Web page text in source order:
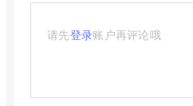
请先登录账户再评论哦